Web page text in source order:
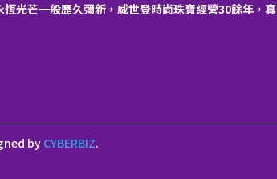
光芒一般歷久彌新，威世登時尚珠寶經營30餘年，真
by CYBERBIZ.